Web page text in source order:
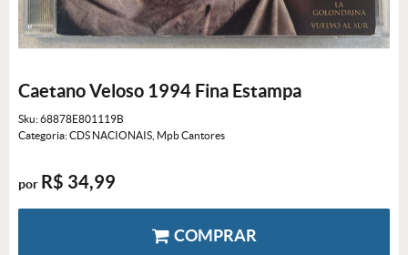
Caetano Veloso 1994 Fina Estampa
Sku:68878E801119B
Categoria:CDS NACIONAIS Mpb Cantores
por R$ 34,99
COMPRAR